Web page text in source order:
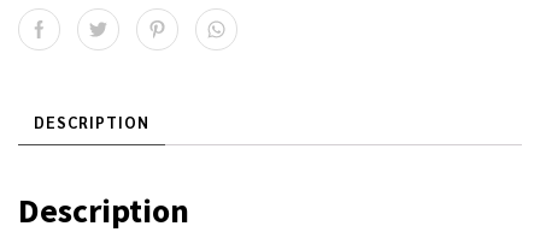
DESCRIPTION
Description